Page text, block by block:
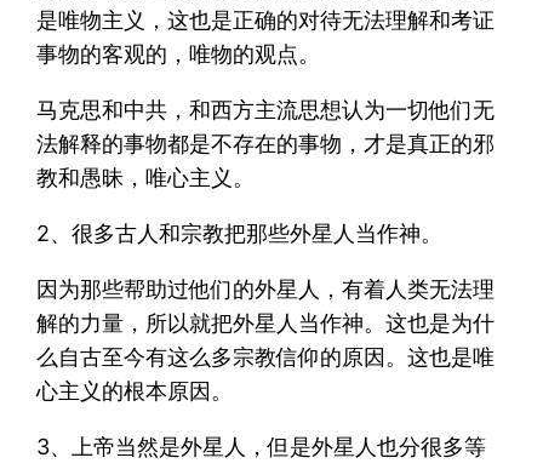
是唯物主义，这也是正确的对待无法理解和考证
事物的客观的，唯物的观点。
马克思和中共，和西方主流思想认为一切他们无
法解释的事物都是不存在的事物，才是真正的邪
教和愚昧，唯心主义。
2、很多古人和宗教把那些外星人当作神。
因为那些帮助过他们的外星人，有着人类无法理
解的力量，所以就把外星人当作神。这也是为什
么自古至今有这么多宗教信仰的原因。这也是唯
心主义的根本原因。
3、上帝当然是外星人，但是外星人也分很多等